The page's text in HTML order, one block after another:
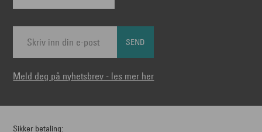
SEND
Meld deg på nyhetsbrev - les mer her
Sikker betaling